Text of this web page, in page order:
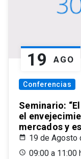
19 AGO
Conferencias
Seminario:
el
mercados y
19 de Agosto
09:00 a 11:00